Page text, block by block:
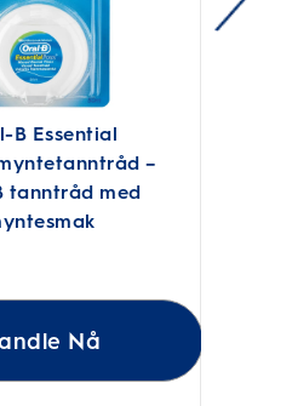
B Essential
–
tanntråd med
Nå